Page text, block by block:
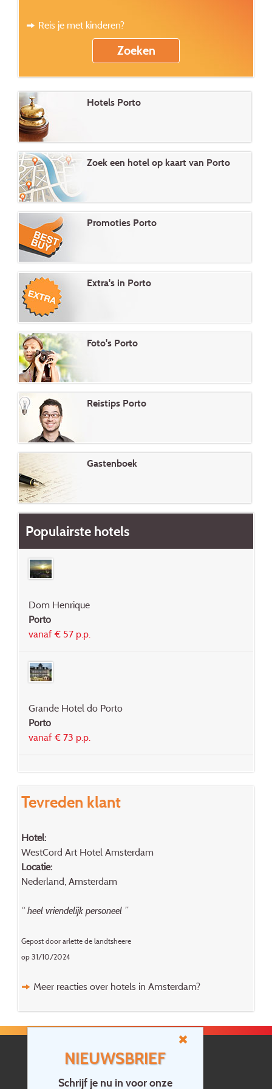
NIEUWSBRIEF
Schrijf je nu in voor onze
Reis je met kinderen?
Hotels Porto
Zoek een hotel op kaart van Porto
Promoties Porto
Extra's in Porto
Foto's Porto
Reistips Porto
Gastenboek
Populairste hotels
Dom Henrique
Porto
vanaf € 57 p.p.
Grande Hotel do Porto
Porto
vanaf € 73 p.p.
Tevreden klant
Hotel:
WestCord Art Hotel Amsterdam
Locatie:
Nederland, Amsterdam
“ heel vriendelijk personeel ”
Gepost door arlette de landtsheere
op 31/10/2024
Meer reacties over hotels in Amsterdam?